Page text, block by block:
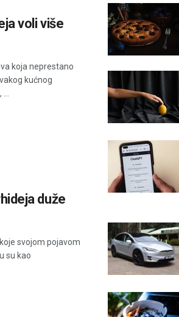
voli više
koja neprestano
kućnog
...
duže
svojom pojavom
su kao